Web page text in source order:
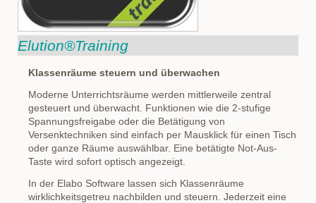
Elution®Training
Klassenräume steuern und überwachen
Moderne Unterrichtsräume werden mittlerweile zentral
gesteuert und überwacht. Funktionen wie die 2-stufige
Spannungsfreigabe oder die Betätigung von
Versenktechniken sind einfach per Mausklick für einen Tisch
oder ganze Räume auswählbar. Eine betätigte Not-Aus-
Taste wird sofort optisch angezeigt.
In der Elabo Software lassen sich Klassenräume
wirklichkeitsgetreu nachbilden und steuern. Jederzeit eine